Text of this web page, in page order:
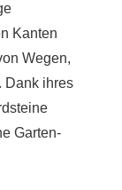
Kanten
Wegen,
Dank ihres
Garten-